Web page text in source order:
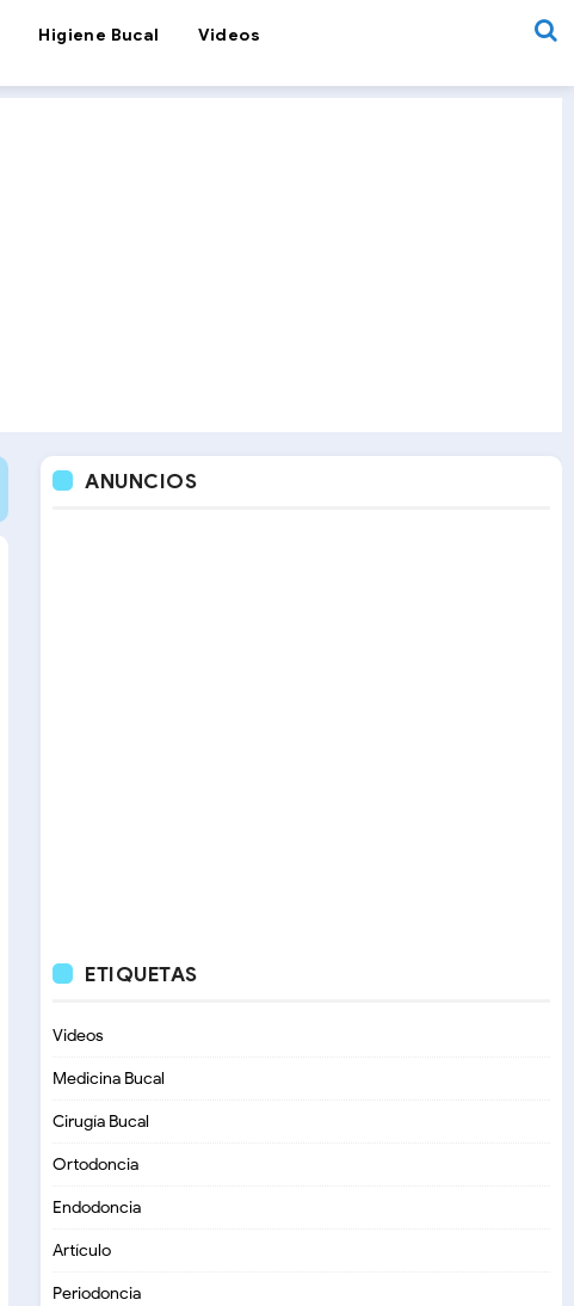
Higiene Bucal Videos
Videos de Odontología
ANUNCIOS
ETIQUETAS
Videos
Medicina Bucal
Cirugía Bucal
Ortodoncia
Endodoncia
Artículo
Periodoncia